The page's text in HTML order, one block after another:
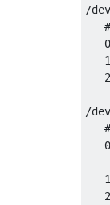
/
/